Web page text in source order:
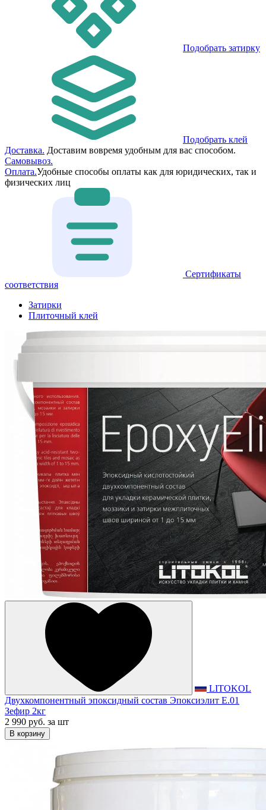
Подобрать затирку
Подобрать клей
Доставка. Доставим вовремя удобным для вас способом.
Самовывоз.
Оплата.Удобные способы оплаты как для юридических, так и
физических лиц
Сертификаты
соответствия
Затирки
Плиточный клей
LITOKOL
Двухкомпонентный эпоксидный состав Эпоксиэлит E.01
Зефир 2кг
2 990 руб. за шт
В корзину